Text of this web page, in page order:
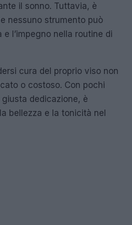
il sonno. Tuttavia, è
nessuno strumento può
l’impegno nella routine di
cura del proprio viso non
o costoso. Con pochi
dedicazione, è
bellezza e la tonicità nel